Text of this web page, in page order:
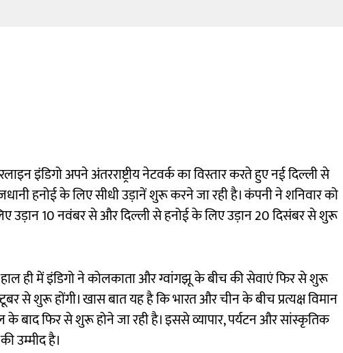
इंडिगो अपने अंतरराष्ट्रीय नेटवर्क का विस्तार करते हुए नई दिल्ली से
हनोई के लिए सीधी उड़ानें शुरू करने जा रही है। कंपनी ने शनिवार को
उड़ान 10 नवंबर से और दिल्ली से हनोई के लिए उड़ान 20 दिसंबर से शुरू
ही में इंडिगो ने कोलकाता और ग्वांगझू के बीच की सेवाएं फिर से शुरू
से शुरू होंगी। खास बात यह है कि भारत और चीन के बीच प्रत्यक्ष विमान
फिर से शुरू होने जा रही है। इससे व्यापार, पर्यटन और सांस्कृतिक
उम्मीद है।